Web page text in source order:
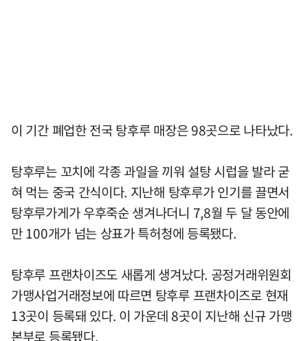
이 기간 폐업한 전국 탕후루 매장은 98곳으로 나타났다.
탕후루는 꼬치에 각종 과일을 끼워 설탕 시럽을 발라 굳
혀 먹는 중국 간식이다. 지난해 탕후루가 인기를 끌면서
탕후루가게가 우후죽순 생겨나더니 7,8월 두 달 동안에
만 100개가 넘는 상표가 특허청에 등록됐다.
탕후루 프랜차이즈도 새롭게 생겨났다. 공정거래위원회
가맹사업거래정보에 따르면 탕후루 프랜차이즈로 현재
13곳이 등록돼 있다. 이 가운데 8곳이 지난해 신규 가맹
본부로 등록됐다.